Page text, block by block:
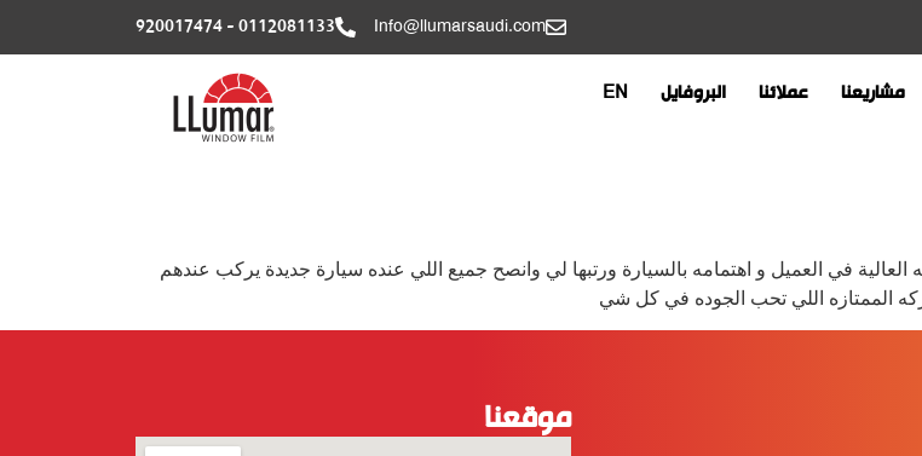
0112081133 - 920017474 Info@llumarsaudi.com
EN البروفايل عملائنا مشاريعنا
في العميل و ‏اهتمامه بالسيارة ورتبها لي وانصح جميع اللي عنده سيارة جديدة يركب عندهم
الممتازه اللي تحب الجوده في كل شي
موقعنا